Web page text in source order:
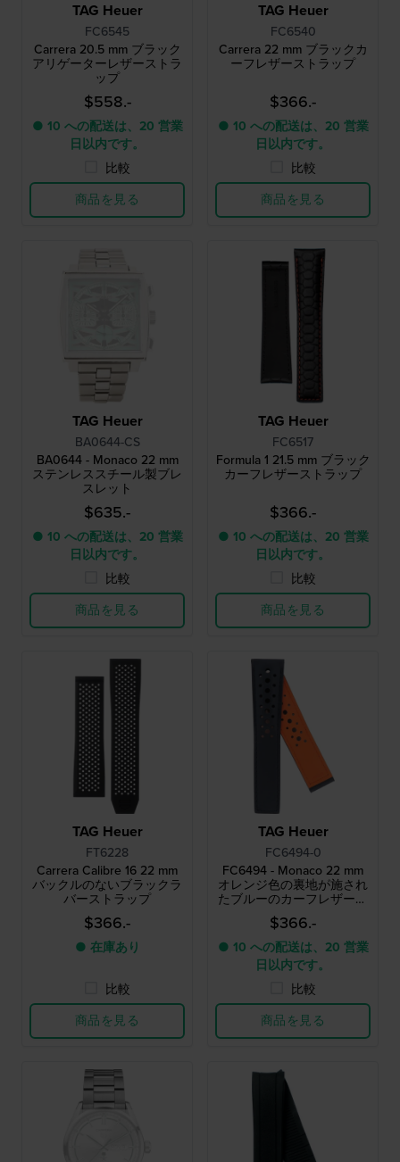
TAG Heuer
FC6545
Carrera 20.5 mm ブラック
アリゲーターレザーストラ
ップ
$558.-
● 10 への配送は、20 営業
日以内です。
比較
商品を見る
TAG Heuer
FC6540
Carrera 22 mm ブラックカ
ーフレザーストラップ
$366.-
● 10 への配送は、20 営業
日以内です。
比較
商品を見る
TAG Heuer
BA0644-CS
BA0644 - Monaco 22 mm
ステンレススチール製ブレ
スレット
$635.-
● 10 への配送は、20 営業
日以内です。
比較
商品を見る
TAG Heuer
FC6517
Formula 1 21.5 mm ブラック
カーフレザーストラップ
$366.-
● 10 への配送は、20 営業
日以内です。
比較
商品を見る
TAG Heuer
FT6228
Carrera Calibre 16 22 mm
バックルのないブラックラ
バーストラップ
$366.-
● 在庫あり
比較
商品を見る
TAG Heuer
FC6494-0
FC6494 - Monaco 22 mm
オレンジ色の裏地が施され
たブルーのカーフレザース
トラップ
$366.-
● 10 への配送は、20 営業
日以内です。
比較
商品を見る